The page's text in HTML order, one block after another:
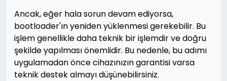
Ancak, eğer hala sorun devam ediyorsa,
bootloader'ın yeniden yüklenmesi gerekebilir. Bu
işlem genellikle daha teknik bir işlemdir ve doğru
şekilde yapılması önemlidir. Bu nedenle, bu adımı
uygulamadan önce cihazınızın garantisi varsa
teknik destek almayı düşünebilirsiniz.